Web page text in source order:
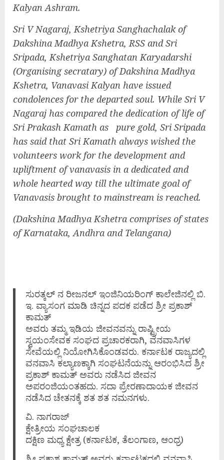
Kalyan Ashram.
Sri V Nagaraj, Kshetriya Sanghachalak of
Dakshina Madhya Kshetra, RSS and Sri
Sripada, Kshetriya Sanghatan Karyadarshi
(Organising secratary) of Dakshina Madhya
Kshetra, Vanavasi Kalyan have issued
condolences for the departed soul. While Sri V
Nagaraj has compared the dedication of life of
Sri Prakash Kamath as pure gold, Sri Sripada
has said that Sri Kamath always wished the
volunteers work for the development and
upliftment of vanavasis in a dedicated and
whole hearted way till the ultimate goal of
Vanavasis brought to mainstream is reached.
(Dakshina Madhya Kshetra comprises of states
of Karnataka, Andhra and Telangana)
ಸುರತ್ಕಲ್ ನ ರೀಜನಲ್ ಇಂಜಿನಿಯರಿಂಗ್ ಕಾಲೇಜಿನಲ್ಲಿ ಬಿ.
ಇ. ವ್ಯಾಸಂಗ ಮಾಡಿ ಚಿನ್ನದ ಪದಕ ಪಡೆದ ಶ್ರೀ ಪ್ರಕಾಶ್
ಕಾಮತ್
ಅವರು ತಮ್ಮ ಇಡಿಯ ಜೀವನವನ್ನು ರಾಷ್ಟ್ರೀಯ
ಸ್ವಯಂಸೇವಕ ಸಂಘದ ಪ್ರಚಾರಕರಾಗಿ, ವನವಾಸಿಗಳ
ಸೇವೆಯಲ್ಲಿ ನಿಯೋಗಿಸಿಕೊಂಡವರು. ಕರ್ನಾಟಕ ರಾಜ್ಯದಲ್ಲಿ
ವನವಾಸಿ ಕಲ್ಯಾಣಕ್ಕಾಗಿ ಸಂಘಟನೆಯನ್ನು ಆರಂಭಿಸಿದ ಶ್ರೀ
ಪ್ರಕಾಶ್ ಕಾಮತ್ ಅವರು ನಡೆಸಿದ ಜೀವನ
ಅಪರಂಜಿಯಂತಹದು. ಸದಾ ಪ್ರೇರಣಾದಾಯಕ ಜೀವನ
ನಡೆಸಿದ ಚೇತನಕ್ಕೆ ಶತ ಶತ ನಮನಗಳು.
ವಿ. ನಾಗರಾಜ್
ಕ್ಷೇತ್ರೀಯ ಸಂಘಚಾಲಕ
ದಕ್ಷಿಣ ಮಧ್ಯ ಕ್ಷೇತ್ರ (ಕರ್ನಾಟಕ, ತೆಲಂಗಾಣ, ಆಂಧ್ರ)